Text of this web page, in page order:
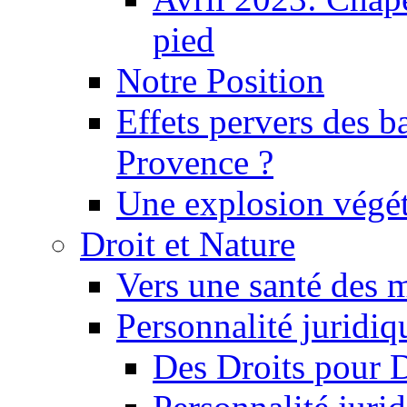
pied
Notre Position
Effets pervers des
Provence ?
Une explosion
Droit et Nature
Vers une santé des
Personnalité
Des Droits pour